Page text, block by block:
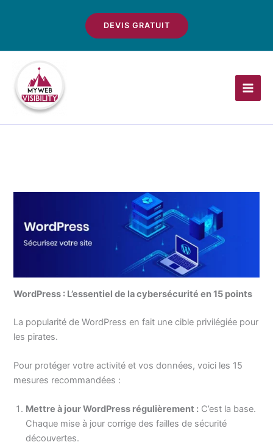
DEVIS GRATUIT
WordPress : L’essentiel de la cybersécurité en 15 points
La popularité de WordPress en fait une cible privilégiée pour
les pirates.
Pour protéger votre activité et vos données, voici les 15
mesures recommandées :
Mettre à jour WordPress régulièrement : C’est la base.
Chaque mise à jour corrige des failles de sécurité
découvertes.